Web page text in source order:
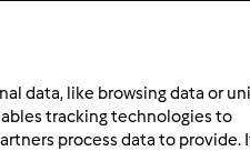
data, like browsing data or
tracking technologies to
process data to provide.